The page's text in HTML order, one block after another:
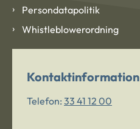
Persondatapolitik
Whistleblowerordning
Kontaktinformation
Telefon: 33 41 12 00